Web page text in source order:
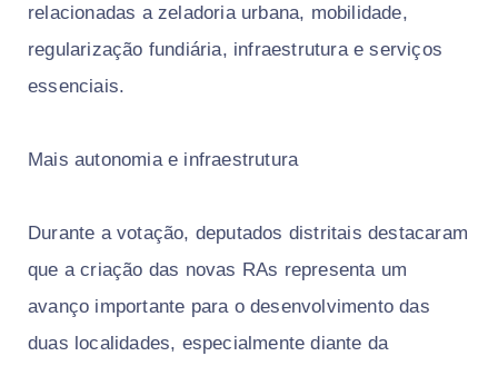
relacionadas a zeladoria urbana, mobilidade,
regularização fundiária, infraestrutura e serviços
essenciais.
Mais autonomia e infraestrutura
Durante a votação, deputados distritais destacaram
que a criação das novas RAs representa um
avanço importante para o desenvolvimento das
duas localidades, especialmente diante da